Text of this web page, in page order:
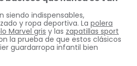
siendo indispensables,
y ropa deportiva. La polera
Marvel gris y las zapatillas sport
la prueba de que estos clásicos
guardarropa infantil bien